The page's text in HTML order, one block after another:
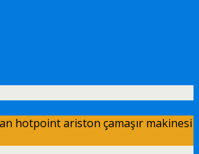
hotpoint ariston çamaşır makinesi